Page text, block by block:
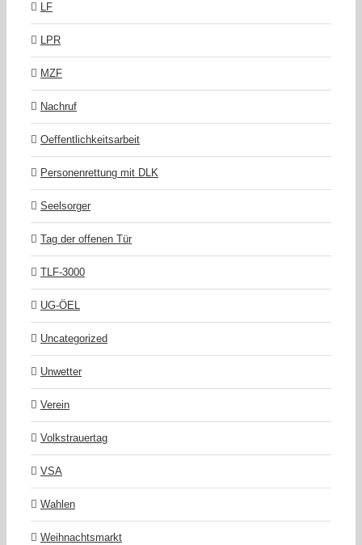
LF
LPR
MZF
Nachruf
Oeffentlichkeitsarbeit
Personenrettung mit DLK
Seelsorger
Tag der offenen Tür
TLF-3000
UG-ÖEL
Uncategorized
Unwetter
Verein
Volkstrauertag
VSA
Wahlen
Weihnachtsmarkt